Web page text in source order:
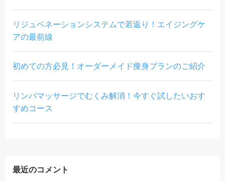
リジュベネーションシステムで若返り！エイジングケ
アの最前線
初めての方必見！オーダーメイド痩身プランのご紹介
リンパマッサージでむくみ解消！今すぐ試したいおす
すめコース
最近のコメント